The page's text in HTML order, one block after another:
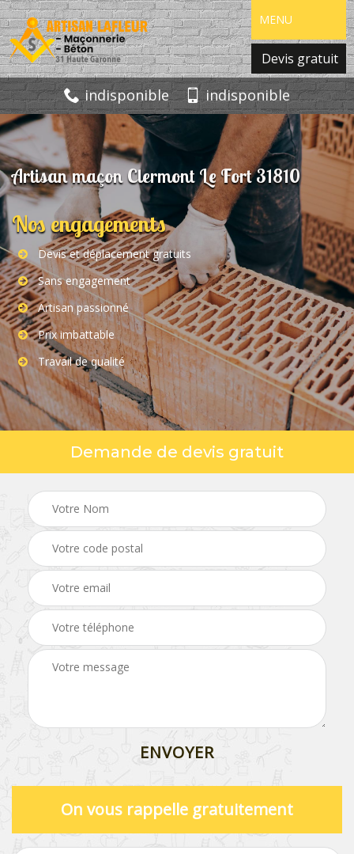
MENU
Devis gratuit
indisponible indisponible
Artisan maçon Clermont Le Fort 31810
Nos engagements
Devis et déplacement gratuits
Sans engagement
Artisan passionné
Prix imbattable
Travail de qualité
Demande de devis gratuit
On vous rappelle gratuitement